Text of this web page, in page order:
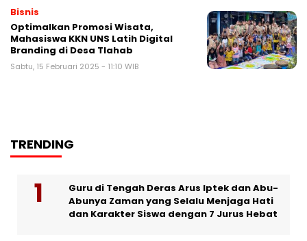
Bisnis
Optimalkan Promosi Wisata,
Mahasiswa KKN UNS Latih Digital
Branding di Desa Tlahab
Sabtu, 15 Februari 2025 - 11:10 WIB
TRENDING
Guru di Tengah Deras Arus Iptek dan Abu-
Abunya Zaman yang Selalu Menjaga Hati
dan Karakter Siswa dengan 7 Jurus Hebat